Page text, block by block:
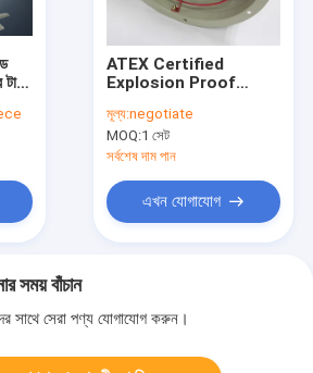
ATEX Certified
Explosion Proof
duct-available for oil
refinery tank
ventilation
মূল্য:negotiate
MOQ:1 সেট
সর্বশেষ দাম পান
এখন যোগাযোগ
সময় বাঁচান
সাথে সেরা পণ্য যোগাযোগ করুন।